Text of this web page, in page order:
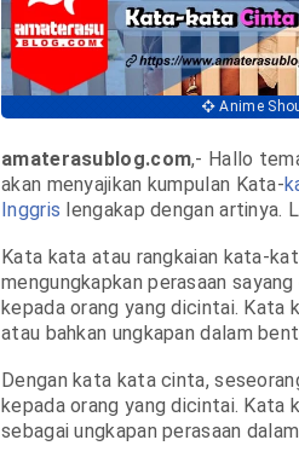
Anime
amaterasublog.com,- Hallo
akan menyajikan kumpulan Kata-
Inggris lengakap dengan artinya.
Kata kata atau rangkaian kata-
mengungkapkan perasaan
kepada orang yang dicintai. Kata
atau bahkan ungkapan dalam
Dengan kata kata cinta,
kepada orang yang dicintai. Kata
sebagai ungkapan perasaan